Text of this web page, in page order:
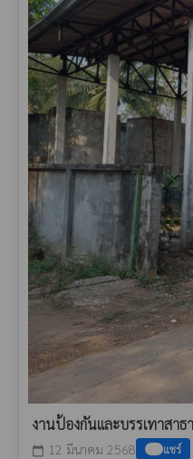
งานป้องกันและบรรเทาสา
calendar_today 12 มีนาคม 2568 แชร์